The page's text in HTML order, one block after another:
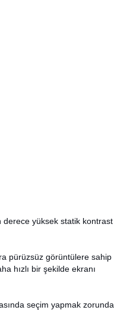
derece yüksek statik kontrast
pürüzsüz görüntülere sahip
hızlı bir şekilde ekranı
seçim yapmak zorunda